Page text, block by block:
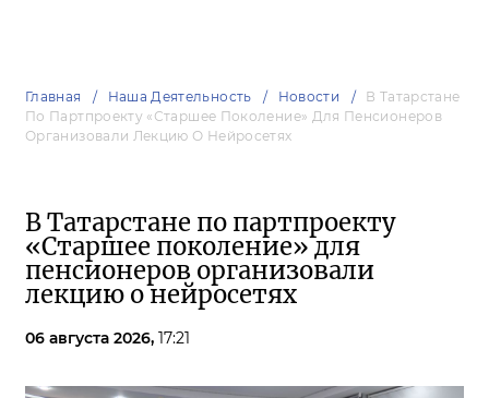
Главная Наша Деятельность Новости
В Татарстане
По Партпроекту «Старшее Поколение» Для Пенсионеров
Организовали Лекцию О Нейросетях
В Татарстане по партпроекту
«Старшее поколение» для
пенсионеров организовали
лекцию о нейросетях
06 августа 2026, 17:21